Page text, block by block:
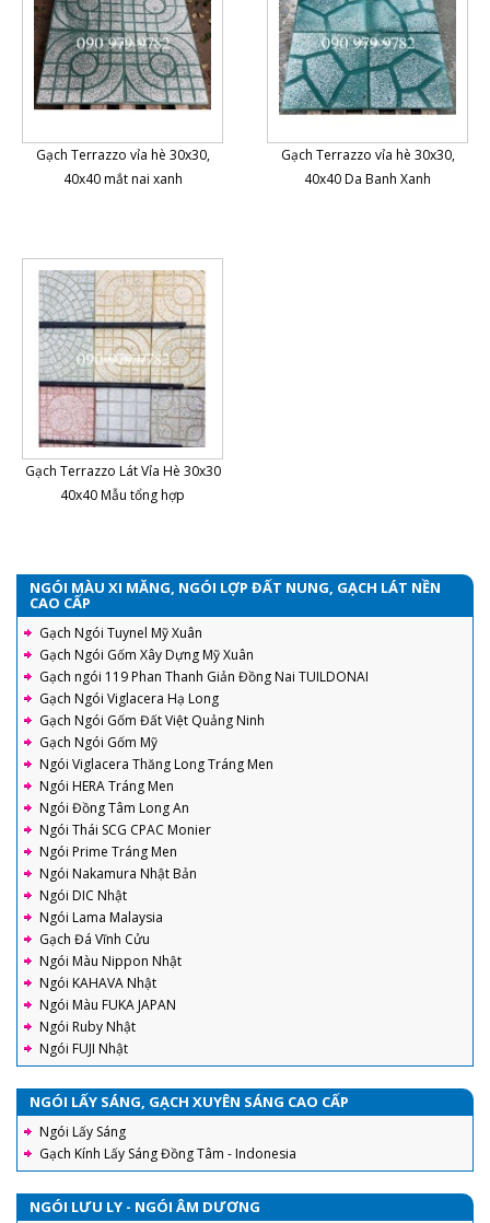
Gạch Terrazzo vỉa hè 30x30,
40x40 mắt nai xanh
Gạch Terrazzo vỉa hè 30x30,
40x40 Da Banh Xanh
Gạch Terrazzo Lát Vỉa Hè 30x30
40x40 Mẫu tổng hợp
NGÓI MÀU XI MĂNG, NGÓI LỢP ĐẤT NUNG, GẠCH LÁT NỀN
CAO CẤP
Gạch Ngói Tuynel Mỹ Xuân
Gạch Ngói Gốm Xây Dựng Mỹ Xuân
Gạch ngói 119 Phan Thanh Giản Đồng Nai TUILDONAI
Gạch Ngói Viglacera Hạ Long
Gạch Ngói Gốm Đất Việt Quảng Ninh
Gạch Ngói Gốm Mỹ
Ngói Viglacera Thăng Long Tráng Men
Ngói HERA Tráng Men
Ngói Đồng Tâm Long An
Ngói Thái SCG CPAC Monier
Ngói Prime Tráng Men
Ngói Nakamura Nhật Bản
Ngói DIC Nhật
Ngói Lama Malaysia
Gạch Đá Vĩnh Cửu
Ngói Màu Nippon Nhật
Ngói KAHAVA Nhật
Ngói Màu FUKA JAPAN
Ngói Ruby Nhật
Ngói FUJI Nhật
NGÓI LẤY SÁNG, GẠCH XUYÊN SÁNG CAO CẤP
Ngói Lấy Sáng
Gạch Kính Lấy Sáng Đồng Tâm - Indonesia
NGÓI LƯU LY - NGÓI ÂM DƯƠNG